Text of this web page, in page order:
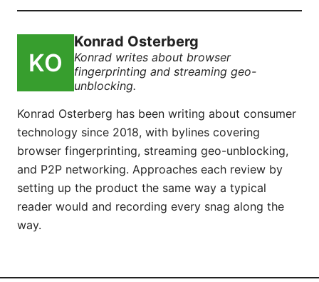
Konrad Osterberg
Konrad writes about browser
fingerprinting and streaming geo-
unblocking.
Konrad Osterberg has been writing about consumer
technology since 2018, with bylines covering
browser fingerprinting, streaming geo-unblocking,
and P2P networking. Approaches each review by
setting up the product the same way a typical
reader would and recording every snag along the
way.